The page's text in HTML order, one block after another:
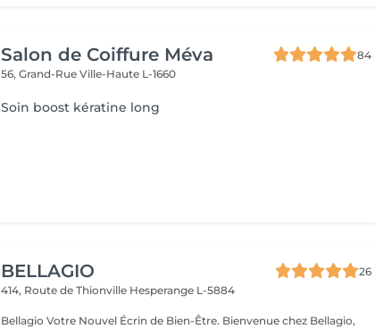
Salon de Coiffure Méva
84
56, Grand-RueVille-Haute L-1660
Soin boost kératine long
BELLAGIO
26
414, Route de Thionville Hesperange L-5884
Bellagio Votre Nouvel Écrin de Bien-Être. Bienvenue chez Bellagio,